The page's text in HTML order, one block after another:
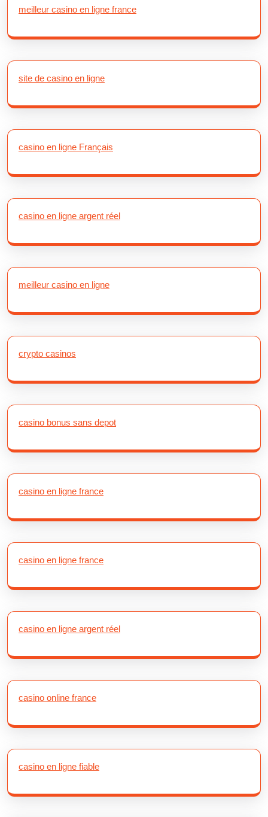
meilleur casino en ligne france
site de casino en ligne
casino en ligne Français
casino en ligne argent réel
meilleur casino en ligne
crypto casinos
casino bonus sans depot
casino en ligne france
casino en ligne france
casino en ligne argent réel
casino online france
casino en ligne fiable